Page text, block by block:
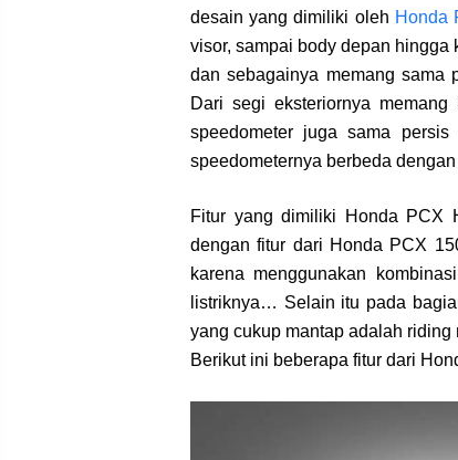
desain yang dimiliki oleh Honda
visor, sampai body depan
dan sebagainya memang
Dari segi eksteriornya
speedometer juga sama
speedometernya berbeda
Fitur yang dimiliki Honda PCX
dengan fitur dari Honda PCX
karena menggunakan
listriknya… Selain itu pada
yang cukup mantap adalah
Berikut ini beberapa fitur dari